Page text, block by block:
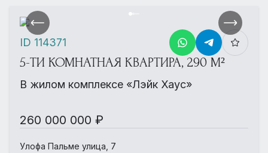
5-ТИ КОМНАТНАЯ КВАРТИРА, 290 М²
В жилом комплексе «Лэйк Хаус»
260 000 000 ₽
Улофа Пальме улица, 7
ID 114371